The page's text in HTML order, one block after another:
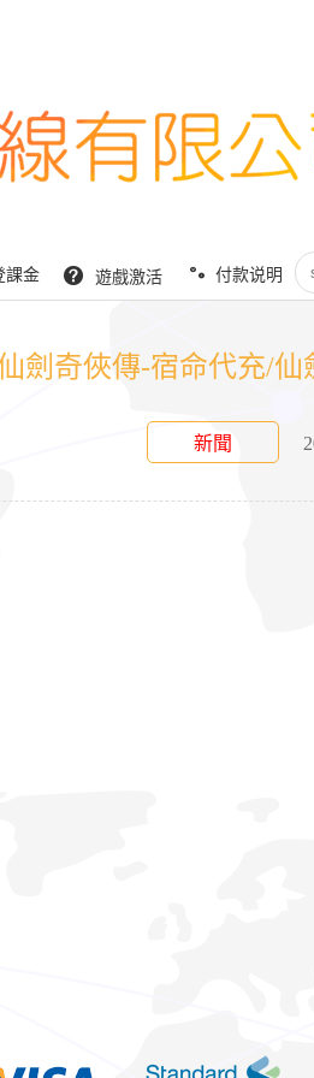
課金 遊戲激活 付款说明
劍奇俠傳-宿命代充/
新聞